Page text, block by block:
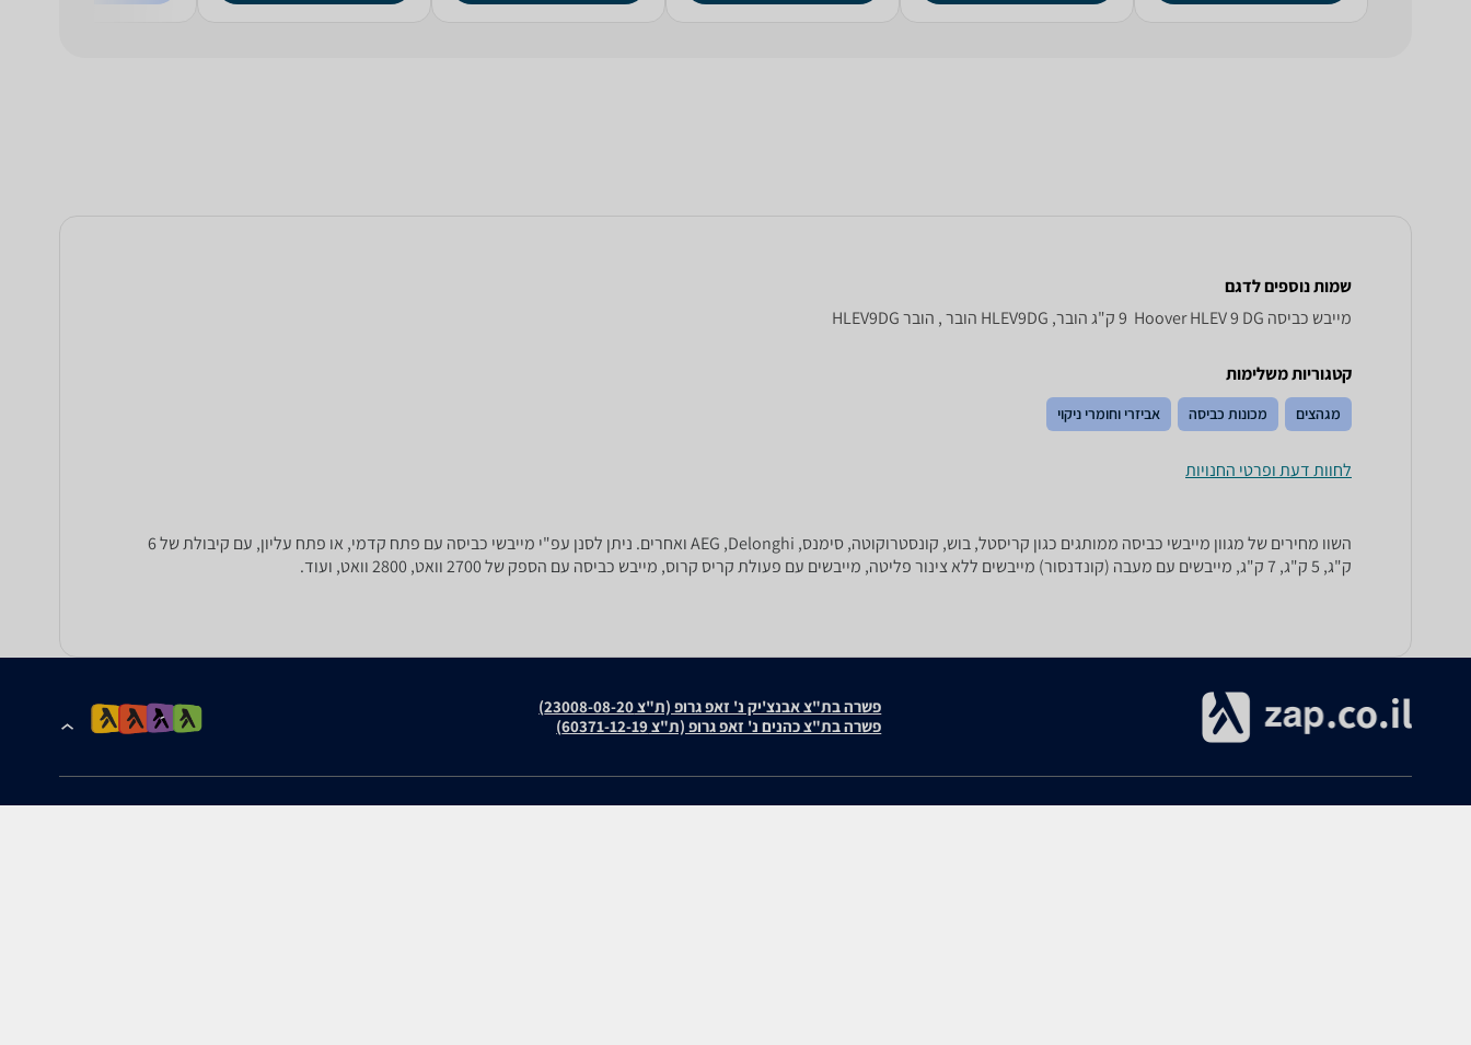
שמות נוספים לדגם
מייבש כביסה Hoover HLEV 9 DG ‏ 9 ‏ק"ג הובר, HLEV9DG הובר , הובר HLEV9DG
קטגוריות משלימות
מגהצים מכונות כביסה אביזרי וחומרי ניקוי
לחוות דעת ופרטי החנויות
השוו מחירים של מגוון מייבשי כביסה ממותגים כגון קריסטל, בוש, קונסטרוקוטה, סימנס, AEG ,Delonghi ואחרים. ניתן לסנן עפ"י מייבשי כביסה עם פתח קדמי, או פתח עליון, עם קיבולת של 6
ק"ג, 5 ק"ג, 7 ק"ג, מייבשים עם מעבה (קונדנסור) מייבשים ללא צינור פליטה, מייבשים עם פעולת קריס קרוס, מייבש כביסה עם הספק של 2700 וואט, 2800 וואט, ועוד.
פשרה בת"צ אבנצ'יק נ' זאפ גרופ (ת"צ 23008-08-20)
פשרה בת"צ כהנים נ' זאפ גרופ (ת"צ 60371-12-19)